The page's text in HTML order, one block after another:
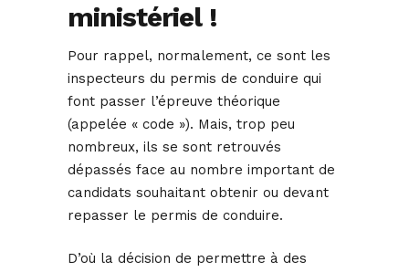
ministériel !
Pour rappel, normalement, ce sont les
inspecteurs du permis de conduire qui
font passer l’épreuve théorique
(appelée « code »). Mais, trop peu
nombreux, ils se sont retrouvés
dépassés face au nombre important de
candidats souhaitant obtenir ou devant
repasser le permis de conduire.
D’où la décision de permettre à des